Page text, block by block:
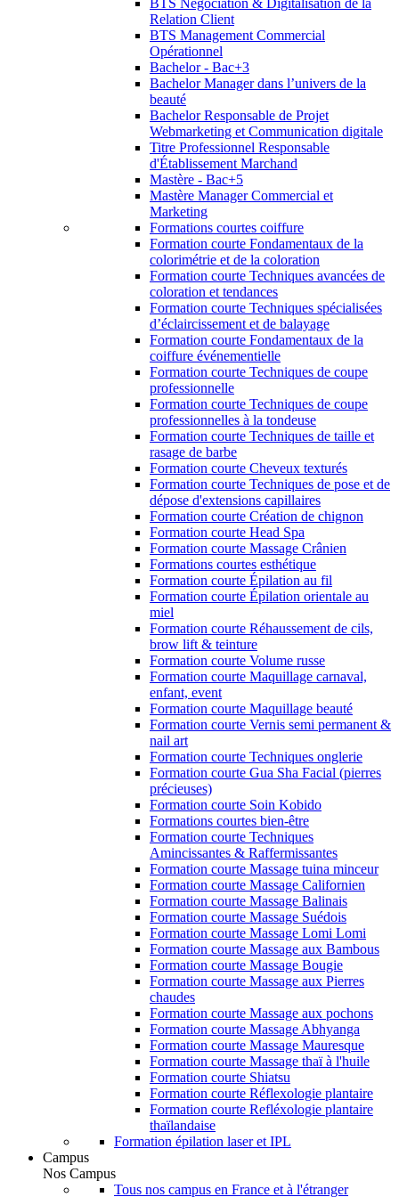
BTS Négociation & Digitalisation de la
Relation Client
BTS Management Commercial
Opérationnel
Bachelor - Bac+3
Bachelor Manager dans l’univers de la
beauté
Bachelor Responsable de Projet
Webmarketing et Communication digitale
Titre Professionnel Responsable
d'Établissement Marchand
Mastère - Bac+5
Mastère Manager Commercial et
Marketing
Formations courtes coiffure
Formation courte Fondamentaux de la
colorimétrie et de la coloration
Formation courte Techniques avancées de
coloration et tendances
Formation courte Techniques spécialisées
d’éclaircissement et de balayage
Formation courte Fondamentaux de la
coiffure événementielle
Formation courte Techniques de coupe
professionnelle
Formation courte Techniques de coupe
professionnelles à la tondeuse
Formation courte Techniques de taille et
rasage de barbe
Formation courte Cheveux texturés
Formation courte Techniques de pose et de
dépose d'extensions capillaires
Formation courte Création de chignon
Formation courte Head Spa
Formation courte Massage Crânien
Formations courtes esthétique
Formation courte Épilation au fil
Formation courte Épilation orientale au
miel
Formation courte Réhaussement de cils,
brow lift & teinture
Formation courte Volume russe
Formation courte Maquillage carnaval,
enfant, event
Formation courte Maquillage beauté
Formation courte Vernis semi permanent &
nail art
Formation courte Techniques onglerie
Formation courte Gua Sha Facial (pierres
précieuses)
Formation courte Soin Kobido
Formations courtes bien-être
Formation courte Techniques
Amincissantes & Raffermissantes
Formation courte Massage tuina minceur
Formation courte Massage Californien
Formation courte Massage Balinais
Formation courte Massage Suédois
Formation courte Massage Lomi Lomi
Formation courte Massage aux Bambous
Formation courte Massage Bougie
Formation courte Massage aux Pierres
chaudes
Formation courte Massage aux pochons
Formation courte Massage Abhyanga
Formation courte Massage Mauresque
Formation courte Massage thaï à l'huile
Formation courte Shiatsu
Formation courte Réflexologie plantaire
Formation courte Refléxologie plantaire
thaïlandaise
Formation épilation laser et IPL
Campus
Nos Campus
Tous nos campus en France et à l'étranger